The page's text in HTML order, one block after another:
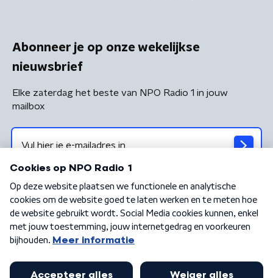
Abonneer je op onze wekelijkse
nieuwsbrief
Elke zaterdag het beste van NPO Radio 1 in jouw
mailbox
Algemene voorwaarden